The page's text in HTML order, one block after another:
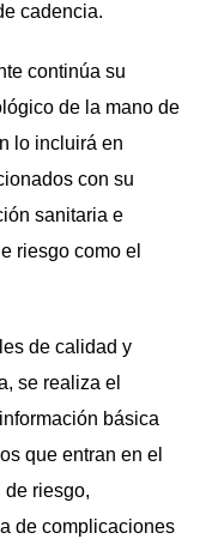
cadencia.
continúa su
de la mano de
lo incluirá en
con su
sanitaria e
riesgo como el
de calidad y
se realiza el
básica
que entran en el
de riesgo,
de complicaciones